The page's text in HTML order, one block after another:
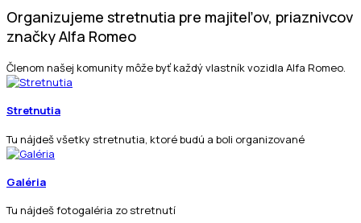
Organizujeme stretnutia pre majiteľov, priaznivcov
značky Alfa Romeo
Členom našej komunity môže byť každý vlastník vozidla Alfa Romeo.
Stretnutia
Tu nájdeš všetky stretnutia, ktoré budú a boli organizované
Galéria
Tu nájdeš fotogaléria zo stretnutí